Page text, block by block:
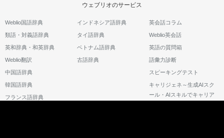
ウェブリオのサービス
Weblio国語辞典
類語・対義語辞典
英和辞典・和英辞典
Weblio翻訳
中国語辞典
韓国語辞典
フランス語辞典
インドネシア語辞典
タイ語辞典
ベトナム語辞典
古語辞典
英会話コラム
Weblio英会話
英語の質問箱
語彙力診断
スピーキングテスト
キャリジェネ～生成AIスク
ール・AIスキルでキャリア